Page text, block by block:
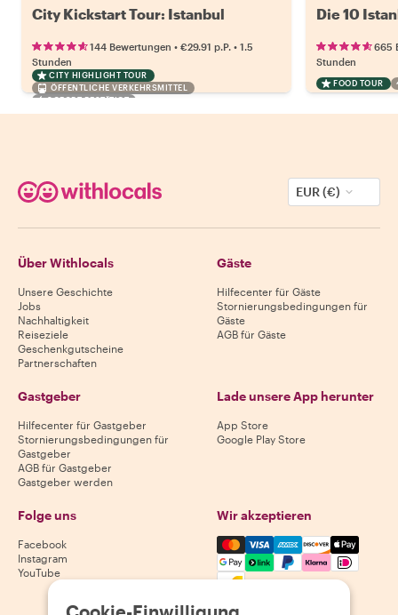
City Kickstart Tour: Istanbul
144 Bewertungen • €29.91 p.P. • 1.5
Stunden
CITY HIGHLIGHT TOUR
ÖFFENTLICHE VERKEHRSMITTEL
SOFORT BESTÄTIGT
Die 10
665
Stunden
FOOD TOUR
EUR (€)
Über Withlocals
Unsere Geschichte
Jobs
Nachhaltigkeit
Reiseziele
Geschenkgutscheine
Partnerschaften
Gäste
Hilfecenter für Gäste
Stornierungsbedingungen für
Gäste
AGB für Gäste
Gastgeber
Hilfecenter für Gastgeber
Stornierungsbedingungen für
Gastgeber
AGB für Gastgeber
Gastgeber werden
Lade unsere App herunter
App Store
Google Play Store
Folge uns
Facebook
Instagram
YouTube
Wir akzeptieren
Mastercard, Visa, Amex,